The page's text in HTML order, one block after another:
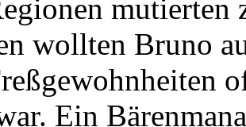
mutierten
wollten Bruno
Ein